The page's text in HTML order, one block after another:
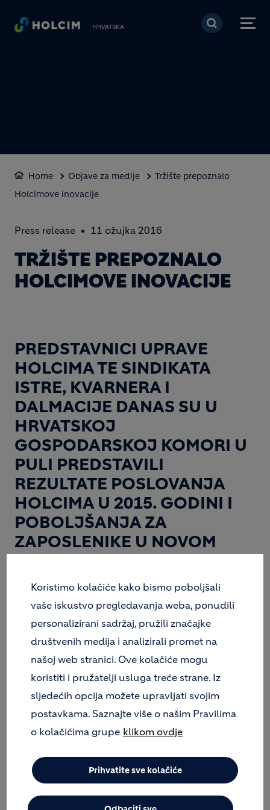
Skoči na glavni sadržaj
HRVATSKA
Home Objave za medije
Tržište prepoznalo
Holcimove inovacije
Press release 11 ožujka 2016
TRŽIŠTE PREPOZNALO
HOLCIMOVE INOVACIJE
PREDSTAVNICI UPRAVE
HOLCIMA TE SINDIKATA
ISTRE, KVARNERA I
DALMACIJE DANAS SU U
HRVATSKOJ
GOSPODARSKOJ KOMORI U
PULI PREDSTAVILI
REZULTATE POSLOVANJA
HOLCIMA U 2015. GODINI I
POBOLJŠANJA ZA
ZAPOSLENIKE U NOVOM
Na konferenciji za medije u Hrvatskoj gospodarskoj
komori u Puli Holcim je danas predstavio rezultate
poslovanja i čak 54 inicijative nazvane Plan „2015
Plus“. Zahvaljujući trudu i doprinosu svih
zaposlenika Holcim je uspio ostvariti plan te nakon
pet godina poslovnih gubitaka prošlu je godinu
Koristimo kolačiće kako bismo poboljšali
vaše iskustvo pregledavanja weba, ponudili
personalizirani sadržaj, pružili značajke
društvenih medija i analizirali promet na
našoj web stranici. Ove kolačiće mogu
koristiti i pružatelji usluga treće strane. Iz
sljedećih opcija možete upravljati svojim
postavkama. Saznajte više o našim Pravilima
o kolačićima grupe klikom ovdje
Prihvatite sve kolačiće